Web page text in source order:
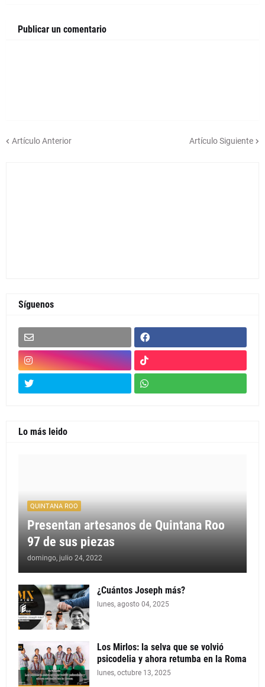
Publicar un comentario
Artículo Anterior Artículo Siguiente
Síguenos
Lo más leido
QUINTANA ROO
Presentan artesanos de Quintana Roo
97 de sus piezas
domingo, julio 24, 2022
¿Cuántos Joseph más?
lunes, agosto 04, 2025
Los Mirlos: la selva que se volvió
psicodelia y ahora retumba en la Roma
lunes, octubre 13, 2025